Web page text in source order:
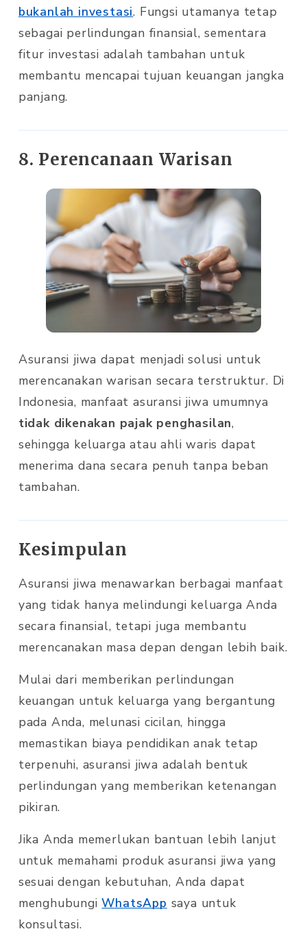
bukanlah investasi. Fungsi utamanya tetap
sebagai perlindungan finansial, sementara
fitur investasi adalah tambahan untuk
membantu mencapai tujuan keuangan jangka
panjang.
8. Perencanaan Warisan
Asuransi jiwa dapat menjadi solusi untuk
merencanakan warisan secara terstruktur. Di
Indonesia, manfaat asuransi jiwa umumnya
tidak dikenakan pajak penghasilan,
sehingga keluarga atau ahli waris dapat
menerima dana secara penuh tanpa beban
tambahan.
Kesimpulan
Asuransi jiwa menawarkan berbagai manfaat
yang tidak hanya melindungi keluarga Anda
secara finansial, tetapi juga membantu
merencanakan masa depan dengan lebih baik.
Mulai dari memberikan perlindungan
keuangan untuk keluarga yang bergantung
pada Anda, melunasi cicilan, hingga
memastikan biaya pendidikan anak tetap
terpenuhi, asuransi jiwa adalah bentuk
perlindungan yang memberikan ketenangan
pikiran.
Jika Anda memerlukan bantuan lebih lanjut
untuk memahami produk asuransi jiwa yang
sesuai dengan kebutuhan, Anda dapat
menghubungiWhatsApp saya untuk
konsultasi.